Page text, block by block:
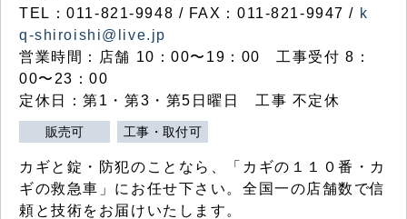
TEL：011-821-9948 / FAX：011-821-9947 / k
q-shiroishi@live.jp
営業時間：店舗 10：00〜19：00 工事受付 8：
00〜23：00
定休日：第1・第3・第5日曜日 工事 不定休
販売可 工事・取付可
カギと錠・防犯のことなら、「カギの１１０番・カ
ギの救急車」にお任せ下さい。全国一の店舗数で信
頼と技術をお届けいたします。